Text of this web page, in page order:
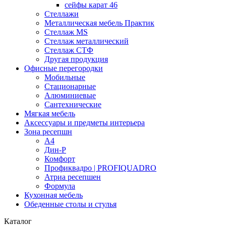
сейфы карат 46
Стеллажи
Металлическая мебель Практик
Стеллаж MS
Стеллаж металлический
Стеллаж СТФ
Другая продукция
Офисные перегородки
Мобильные
Стационарные
Алюминиевые
Сантехнические
Мягкая мебель
Аксессуары и предметы интерьера
Зона ресепшн
А4
Дин-Р
Комфорт
Профиквадро | PROFIQUADRO
Атриа ресепшен
Формула
Кухонная мебель
Обеденные столы и стулья
Каталог